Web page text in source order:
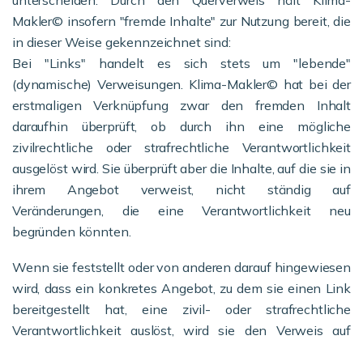
Makler© insofern "fremde Inhalte" zur Nutzung bereit, die
in dieser Weise gekennzeichnet sind:
Bei "Links" handelt es sich stets um "lebende"
(dynamische) Verweisungen. Klima-Makler© hat bei der
erstmaligen Verknüpfung zwar den fremden Inhalt
daraufhin überprüft, ob durch ihn eine mögliche
zivilrechtliche oder strafrechtliche Verantwortlichkeit
ausgelöst wird. Sie überprüft aber die Inhalte, auf die sie in
ihrem Angebot verweist, nicht ständig auf
Veränderungen, die eine Verantwortlichkeit neu
begründen könnten.
Wenn sie feststellt oder von anderen darauf hingewiesen
wird, dass ein konkretes Angebot, zu dem sie einen Link
bereitgestellt hat, eine zivil- oder strafrechtliche
Verantwortlichkeit auslöst, wird sie den Verweis auf